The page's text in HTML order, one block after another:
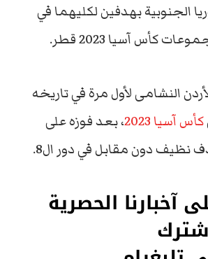
الجنوبية بهدفين لكليهما في
كأس آسيا 2023 قطر.
النشامى لأول مرة في تاريخه
كأس آسيا 2023
، بعد فوزه على
نظيف دون مقابل في دور ال8.
آخبارنا الحصرية